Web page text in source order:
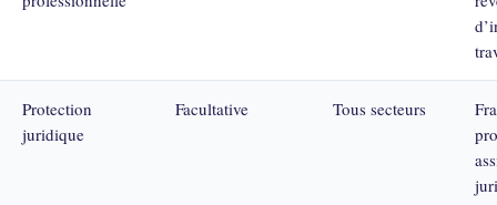
Protection
juridique
Facultative Tous secteurs